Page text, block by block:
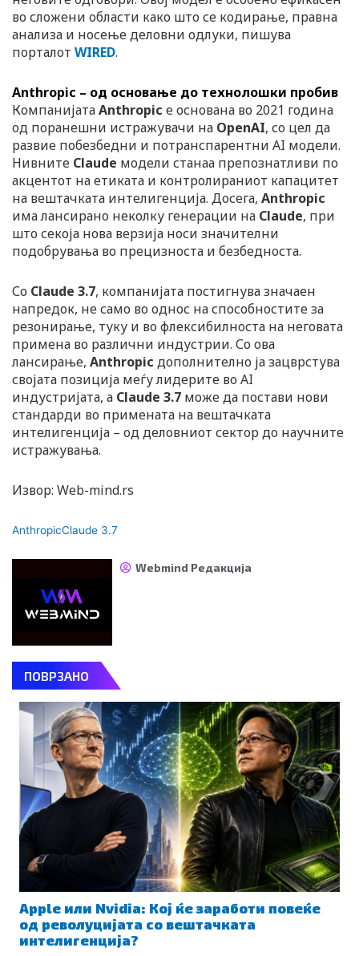
во сложени области како што се кодирање, правна
анализа и носење деловни одлуки, пишува
порталот WIRED.
Anthropic – од основање до технолошки пробив
КомпанијатаAnthropic е основана во 2021 година
од поранешни истражувачи на OpenAI, со цел да
развие побезбедни и потранспарентни AI модели.
Нивните Claude модели станаа препознатливи по
акцентот на етиката и контролираниот капацитет
на вештачката интелигенција. Досега, Anthropic
има лансирано неколку генерации на Claude, при
што секоја нова верзија носи значителни
подобрувања во прецизноста и безбедноста.
Со Claude 3.7, компанијата постигнува значаен
напредок, не само во однос на способностите за
резонирање, туку и во флексибилноста на неговата
примена во различни индустрии. Со ова
лансирање, Anthropic дополнително ја зацврстува
својата позиција меѓу лидерите во AI
индустријата, а Claude 3.7 може да постави нови
стандарди во примената на вештачката
интелигенција – од деловниот сектор до научните
истражувања.
Извор: Web-mind.rs
AnthropicClaude 3.7
Webmind Редакција
ПОВРЗАНО
Apple или Nvidia: Кој ќе заработи повеќе
од револуцијата со вештачката
интелигенција?